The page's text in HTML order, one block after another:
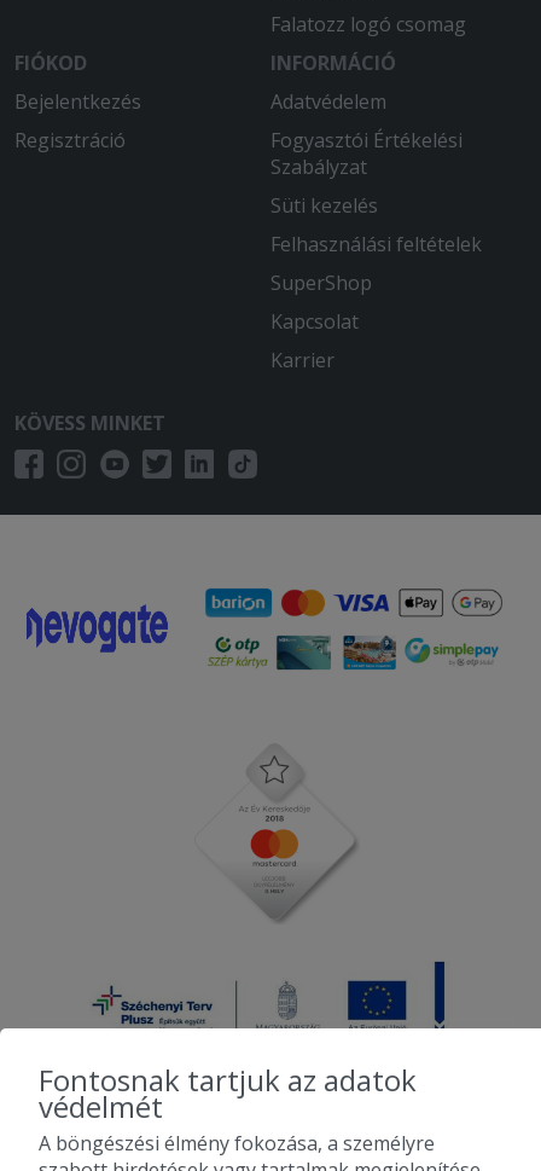
Falatozz logó csomag
FIÓKOD
Bejelentkezés
Regisztráció
INFORMÁCIÓ
Adatvédelem
Fogyasztói Értékelési
Szabályzat
Süti kezelés
Felhasználási feltételek
SuperShop
Kapcsolat
Karrier
KÖVESS MINKET
2010-2026 Copyright - Falatozz.hu - Diston-line Kft.
Fontosnak tartjuk az adatok
védelmét
A böngészési élmény fokozása, a személyre